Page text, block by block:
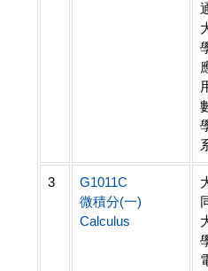
3
G1011C
微積分(一)
Calculus